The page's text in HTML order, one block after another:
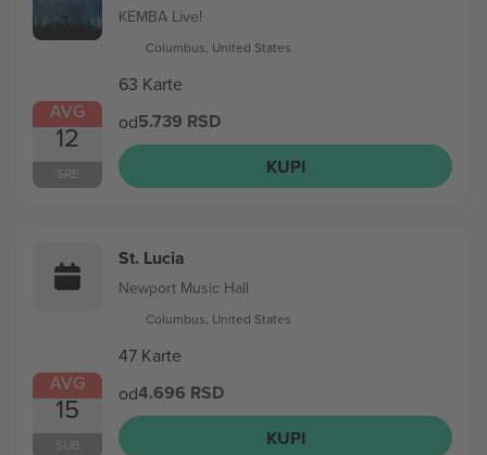
AVG
12
SRE
KEMBA Live!
Columbus, United States
63 Karte
od5.739 RSD
KUPI
AVG
15
SUB
St. Lucia
Newport Music Hall
Columbus, United States
47 Karte
od4.696 RSD
KUPI